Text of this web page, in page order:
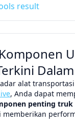
result
alat
, Anda dapat
penting truk